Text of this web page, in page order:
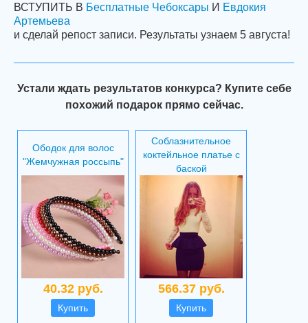
ВСТУПИТЬ В Бесплатные Чебоксары И Εвдокия
Αртемьева
и сделай репост записи. Результаты узнаем 5 августа!
Устали ждать результатов конкурса? Купите себе
похожий подарок прямо сейчас.
Ободок для волос
"Жемчужная россыпь"
40.32 руб.
Купить
Соблазнительное
коктейльное платье с
баской
566.37 руб.
Купить